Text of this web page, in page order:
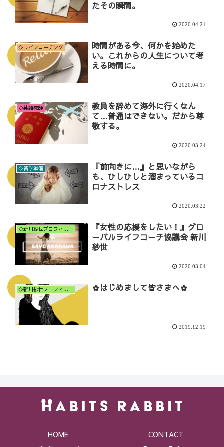
たその瞬間。
2020.04.21
◇ライフコーチング
時間がある今、何かを始めた
い。これからの人生について考
える時間に。
2020.04.17
◇英語教師
教員を辞めて海外に行くなん
て…普通はできない。だから尊
敬する。
2020.03.24
◇留学準備
『前向きに…』と思いながら
も、ひしひしと溜まっているコ
ロナストレス
2020.03.22
◇新川紗世プロフィール
『女性の応援をしたい！』グロ
ーバルライフコーチ協議会 新川
紗世
2020.03.04
◇新川紗世プロフィール ✿はじめまして皆さまへ✿
2019.12.19
HOME
CONTACT